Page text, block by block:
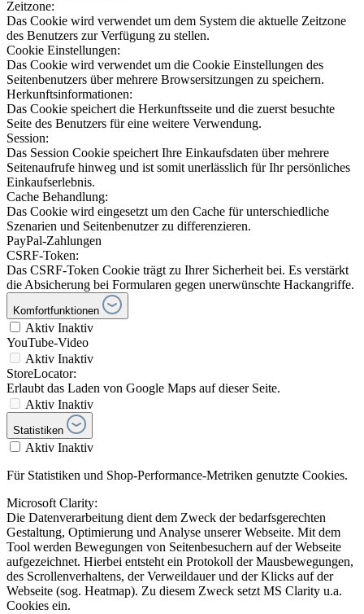
Zeitzone:
Das Cookie wird verwendet um dem System die aktuelle Zeitzone
des Benutzers zur Verfügung zu stellen.
Cookie Einstellungen:
Das Cookie wird verwendet um die Cookie Einstellungen des
Seitenbenutzers über mehrere Browsersitzungen zu speichern.
Herkunftsinformationen:
Das Cookie speichert die Herkunftsseite und die zuerst besuchte
Seite des Benutzers für eine weitere Verwendung.
Session:
Das Session Cookie speichert Ihre Einkaufsdaten über mehrere
Seitenaufrufe hinweg und ist somit unerlässlich für Ihr persönliches
Einkaufserlebnis.
Cache Behandlung:
Das Cookie wird eingesetzt um den Cache für unterschiedliche
Szenarien und Seitenbenutzer zu differenzieren.
PayPal-Zahlungen
CSRF-Token:
Das CSRF-Token Cookie trägt zu Ihrer Sicherheit bei. Es verstärkt
die Absicherung bei Formularen gegen unerwünschte Hackangriffe.
Komfortfunktionen
Aktiv Inaktiv
YouTube-Video
Aktiv Inaktiv
StoreLocator:
Erlaubt das Laden von Google Maps auf dieser Seite.
Aktiv Inaktiv
Statistiken
Aktiv Inaktiv
Für Statistiken und Shop-Performance-Metriken genutzte Cookies.
Microsoft Clarity:
Die Datenverarbeitung dient dem Zweck der bedarfsgerechten
Gestaltung, Optimierung und Analyse unserer Webseite. Mit dem
Tool werden Bewegungen von Seitenbesuchern auf der Webseite
aufgezeichnet. Hierbei entsteht ein Protokoll der Mausbewegungen,
des Scrollenverhaltens, der Verweildauer und der Klicks auf der
Webseite (sog. Heatmap). Zu diesem Zweck setzt MS Clarity u.a.
Cookies ein.